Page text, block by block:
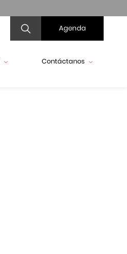
Agenda
Contáctanos